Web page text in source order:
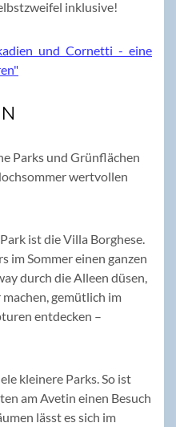
inklusive!
Parks und Grünflächen
wertvollen
ist die Villa Borghese.
im Sommer einen ganzen
durch die Alleen düsen,
gemütlich im
entdecken –
kleinere Parks. So ist
am Avetin einen Besuch
lässt es sich im